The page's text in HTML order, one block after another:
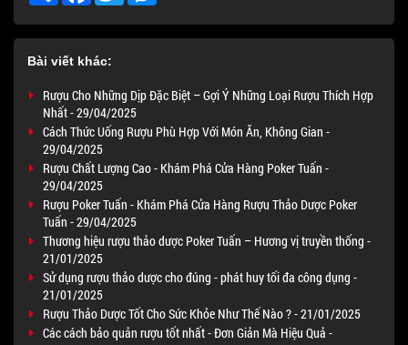
Bài viết khác:
Rượu Cho Những Dịp Đặc Biệt – Gợi Ý Những Loại Rượu Thích Hợp
Nhất - 29/04/2025
Cách Thức Uống Rượu Phù Hợp Với Món Ăn, Không Gian -
29/04/2025
Rượu Chất Lượng Cao - Khám Phá Cửa Hàng Poker Tuấn -
29/04/2025
Rượu Poker Tuấn - Khám Phá Cửa Hàng Rượu Thảo Dược Poker
Tuấn - 29/04/2025
Thương hiệu rượu thảo dược Poker Tuấn – Hương vị truyền thống -
21/01/2025
Sử dụng rượu thảo dược cho đúng - phát huy tối đa công dụng -
21/01/2025
Rượu Thảo Dược Tốt Cho Sức Khỏe Như Thế Nào ? - 21/01/2025
Các cách bảo quản rượu tốt nhất - Đơn Giản Mà Hiệu Quả -